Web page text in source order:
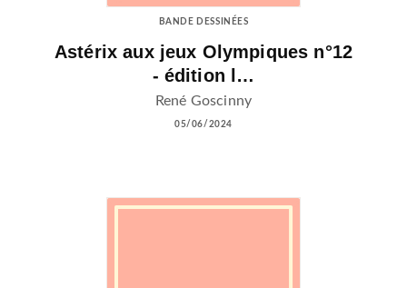
BANDE DESSINÉES
Astérix aux jeux Olympiques n°12
- édition l…
René Goscinny
05/06/2024